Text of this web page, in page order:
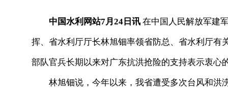
中国水利网站7月24日讯 在中国人民解放军建
挥、省水利厅厅长林旭钿率领省防总、省水利厅
部队官兵长期以来对广东抗洪抢险的支持表示衷心
林旭钿说，今年以来，我省遭受多次台风和洪